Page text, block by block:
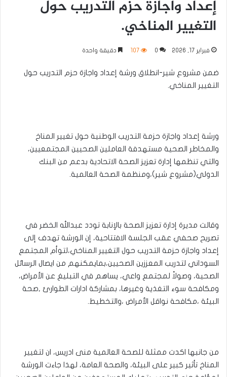
إعداد واجازة حزم التدريب حول
التغيير المناخي.
فبراير 17, 2026 0
107 دقيقة واحدة
ضمن مشروع شير-انطلاق ورشة إعداد واجازة حزم التدريب حول
التغيير المناخي.
ورشة إعداد واجازة حزمة التدريب الوطنية حول تغيير المناخ
والمخاطر الصحية مستهدفة العاملين الصحيين المجتمعيين،
والتي تنظمها إدارة تعزيز الصحة الاتحادية بدعم من البنك
الدولي(مشروع شير)،ومنظمة الصحة العالمية.
وقالت مديرة إدارة تعزيز الصحة بالإنابة تودد عبدالله الخضر في
تصريح صحفي عقب الجلسة الافتتاحية، إن الورشة تهدف إلى
إعداد واجازة حزمة التدريب حول التغيير المناخي،لتوأم المجتمع
السوداني لتدريب المعززين الصحيين،بمايمكنهم من ايصال الرسائل
الصحية، وصولاً لمجتمع واعي، يساهم في التبليغ عن الأمراض،
ومكافحة سوء التغذية وغيرها، بمشاركة ادارات الطوارئ ,صحة
البيئة ،مكافحة نواقل الأمراض ،والتخطيط.
من جانبها اكدت ممثلة للصحة العالمية منى ادريس، ان لتغيير
المناخ تأثير كبير على البيئة، والصحة العامة، لهذا جاءت الورشة